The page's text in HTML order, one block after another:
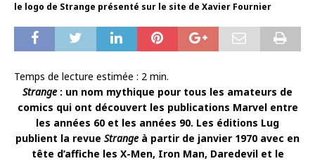
le logo de Strange présenté sur le site de Xavier Fournier
Temps de lecture estimée : 2 min.
Strange : un nom mythique pour tous les amateurs de
comics qui ont découvert les publications Marvel entre
les années 60 et les années 90. Les éditions Lug
publient la revue Strange à partir de janvier 1970 avec en
tête d’affiche les X-Men, Iron Man, Daredevil et le